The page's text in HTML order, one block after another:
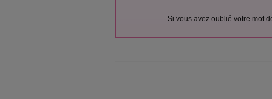
Si vous avez oublié votre mot